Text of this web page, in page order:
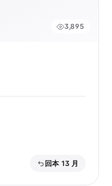
3,895
回本 13 月